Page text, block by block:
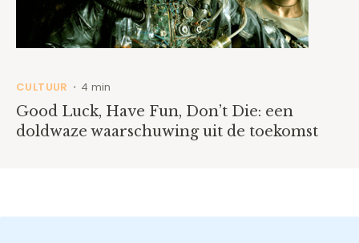
CULTUUR • 4 min
Good Luck, Have Fun, Don’t Die: een
doldwaze waarschuwing uit de toekomst